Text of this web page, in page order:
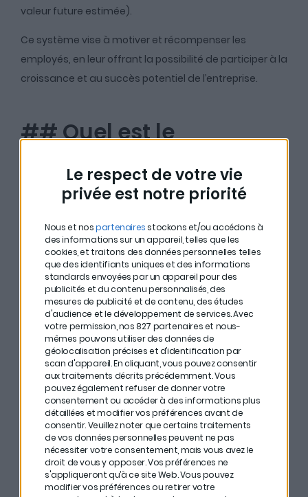
Le respect de votre vie
privée est notre priorité
Nous et nospartenaires stockons et/ou accédons à
des informations sur un appareil, telles que les
cookies, et traitons des données personnelles telles
que des identifiants uniques et des informations
standards envoyées par un appareil pour des
publicités et du contenu personnalisés, des
mesures de publicité et de contenu, des études
d'audience et le développement de services.Avec
votre permission, nos 827 partenaires et nous-
mêmes pouvons utiliser des données de
géolocalisation précises et d’identification par
scan d'appareil. En cliquant, vous pouvez consentir
aux traitements décrits précédemment. Vous
pouvez également refuser de donner votre
consentement ou accéder à des informations plus
détaillées et modifier vos préférences avant de
consentir.Veuillez noter que certains traitements
de vos données personnelles peuvent ne pas
nécessiter votre consentement, mais vous avez le
droit de vous y opposer. Vos préférences ne
s'appliqueront qu’à ce site Web. Vous pouvez
modifier vos préférences ou retirer votre
valeur future estimée).
Ce système vise à motiver et récompenser les
employés, en leur offrant la possibilité de participer à la
croissance et au succès potentiel de l’entreprise.
## Quel est le
BSPCE ?
Attribution: L’entreprise attribue des BSPCE à ses
salariés ou dirigeants, leur donnant le droit
d’acheter des actions à un prix fixé (prix d’exercice).
Période de vesting :Les bénéficiaires doivent
attendre une période déterminée (souvent 1 à 4
ans) avant de pouvoir exercer leurs BSPCE.
Exercice des BSPCE :Une fois la période de vesting
terminée, les bénéficiaires peuvent acheter des
actions de l’entreprise au prix d’exercice fixé.
Revente des actions :Si l’entreprise se valorise
(par exemple, lors d’une revente ou d’une